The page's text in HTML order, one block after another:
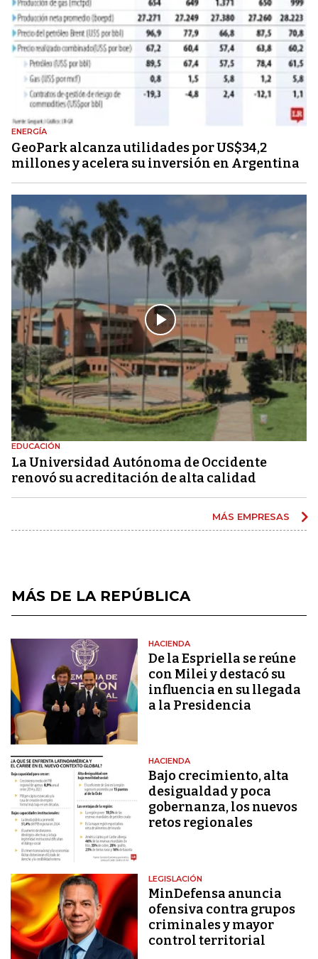
ENERGÍA
GeoPark alcanza utilidades por US$34,2
millones y acelera su inversión en Argentina
EDUCACIÓN
La Universidad Autónoma de Occidente
renovó su acreditación de alta calidad
MÁS EMPRESAS
MÁS DE LA REPÚBLICA
HACIENDA
De la Espriella se reúne
con Milei y destacó su
influencia en su llegada
a la Presidencia
HACIENDA
Bajo crecimiento, alta
desigualdad y poca
gobernanza, los nuevos
retos regionales
LEGISLACIÓN
MinDefensa anuncia
ofensiva contra grupos
criminales y mayor
control territorial